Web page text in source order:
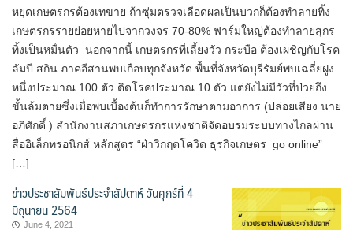
หยุดเกษตรกรต้องเทขาย ถ้าซุ่มตรวจเลือดผลเป็นบวกก็ต้องทำลายทิ้ง
เกษตรกรรายย่อยหายไปจากวงจร 70-80% ฟาร์มใหญ่ต้องทำลายสุกร
ทิ้งเป็นหมื่นตัว นอกจากนี้ เกษตรกรที่เลี้ยงวัว กระบือ ต้องเผชิญกับโรค
ลัมปี สกิน ภาคอีสานพบเกือบทุกจังหวัด พื้นที่จังหวัดบุรีรัมย์พบเฉลี่ยฝูง
หนึ่งประมาณ 100 ตัว ติดโรคประมาณ 10 ตัว แต่ยังไม่มีวัวที่ป่วยถึง
ขั้นล้มตายซึ่งเมื่อพบเบื้องต้นก็ทำการรักษาตามอาการ (ปล่อยเสียง นาย
อภิศักดิ์ ) สำนักงานสภาเกษตรกรแห่งชาติจัดอบรมระบบทางไกลผ่าน
สื่ออิเล็กทรอนิกส์ หลักสูตร “ฝ่าวิกฤตโควิด ธุรกิจเกษตร go online”
[…]
ข่าวประชาสัมพันธ์ประจำสัปดาห์ วันศุกร์ที่ 4
มิถุนายน 2564
June 4, 2021